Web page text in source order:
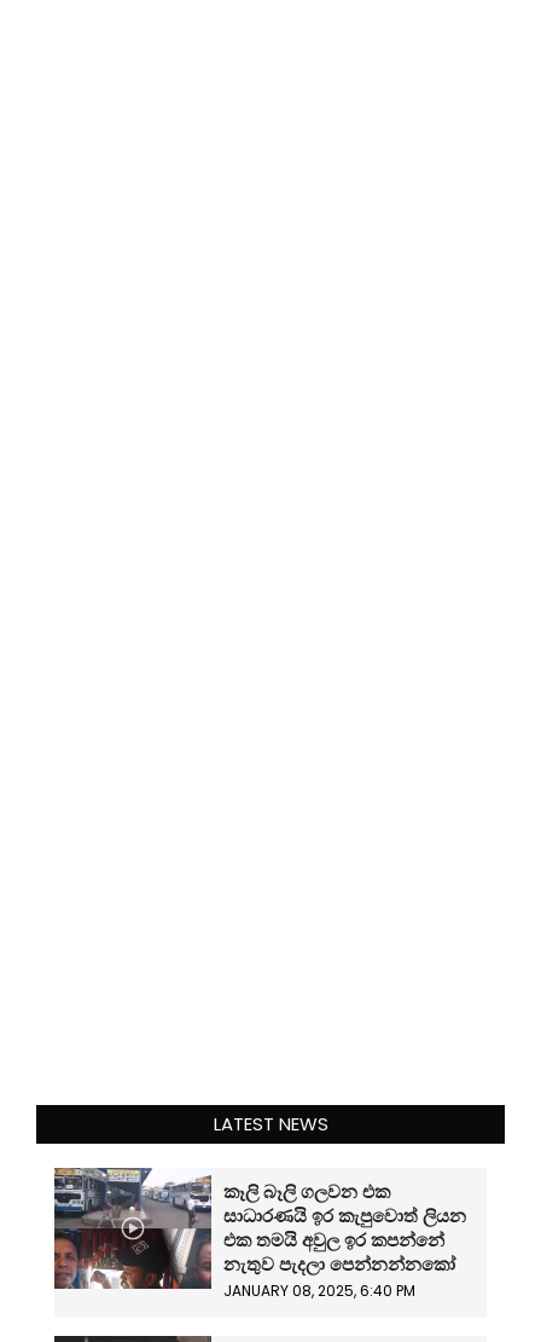
LATEST NEWS
කෑලි බෑලි ගලවන එක
සාධාරණයි ඉර කැපුවොත් ලියන
එක තමයි අවුල ඉර කපන්නේ
නැතුව පැදලා පෙන්නන්නකෝ
JANUARY 08, 2025, 6:40 PM